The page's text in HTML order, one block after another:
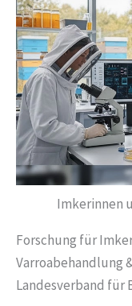
Imkerinnen
Forschung für
Varroabehandlung
Landesverband für